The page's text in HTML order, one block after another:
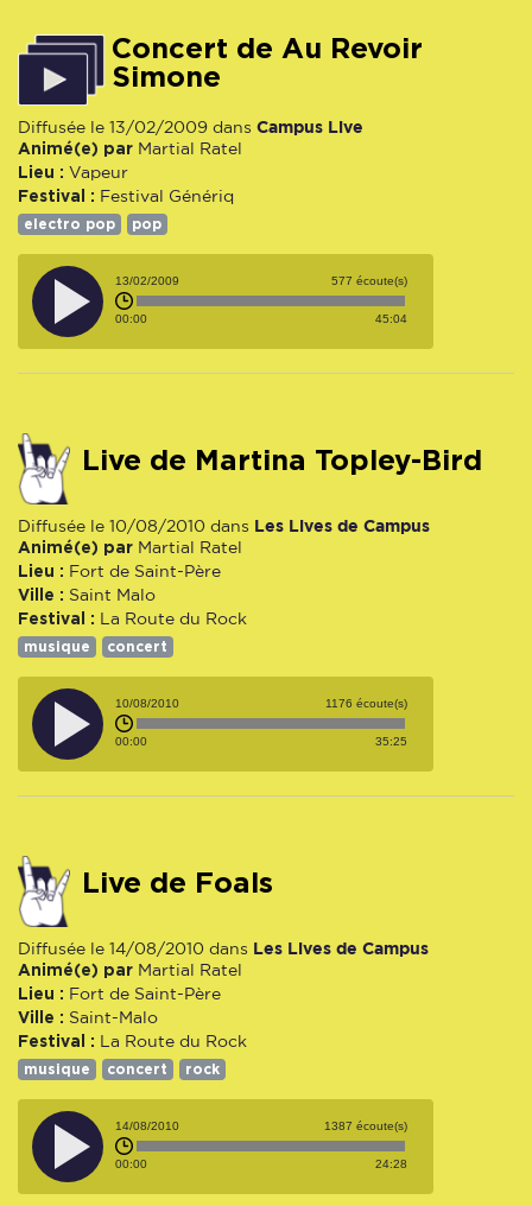
Concert de Au Revoir
Simone
Diffusée le 13/02/2009 dans Campus Live
Animé(e) par Martial Ratel
Lieu : Vapeur
Festival : Festival Génériq
electro pop pop
13/02/2009 577 écoute(s)
00:00 45:04
Live de Martina Topley-Bird
Diffusée le 10/08/2010 dans Les Lives de Campus
Animé(e) par Martial Ratel
Lieu : Fort de Saint-Père
Ville : Saint Malo
Festival : La Route du Rock
musique concert
10/08/2010 1176 écoute(s)
00:00 35:25
Live de Foals
Diffusée le 14/08/2010 dans Les Lives de Campus
Animé(e) par Martial Ratel
Lieu : Fort de Saint-Père
Ville : Saint-Malo
Festival : La Route du Rock
musique concert rock
14/08/2010 1387 écoute(s)
00:00 24:28